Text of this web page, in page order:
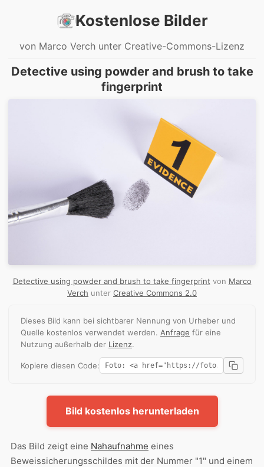
Kostenlose Bilder
von Marco Verch unter Creative-Commons-Lizenz
Detective using powder and brush to take
fingerprint
Detective using powder and brush to take fingerprint von Marco
Verch unter Creative Commons 2.0
Dieses Bild kann bei sichtbarer Nennung von Urheber und
Quelle kostenlos verwendet werden. Anfrage für eine
Nutzung außerhalb der Lizenz.
Kopiere diesen Code:
Bild kostenlos herunterladen
Das Bild zeigt eine Nahaufnahme eines
Beweissicherungsschildes mit der Nummer "1" und einem